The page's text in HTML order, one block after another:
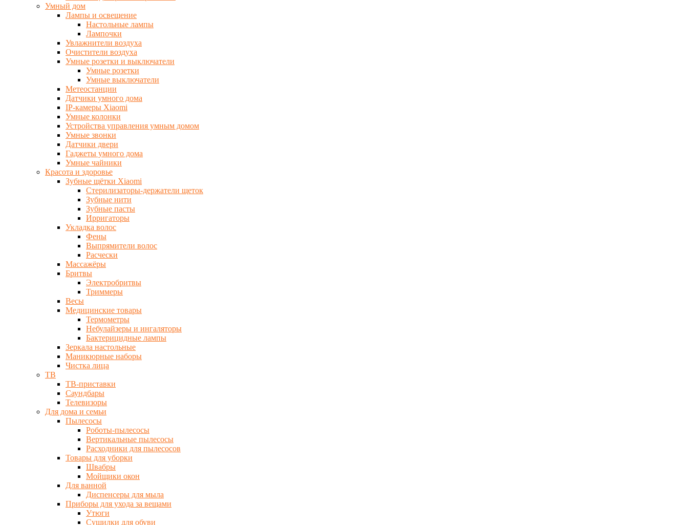
Умный дом
Лампы и освещение
Настольные лампы
Лампочки
Увлажнители воздуха
Очистители воздуха
Умные розетки и выключатели
Умные розетки
Умные выключатели
Метеостанции
Датчики умного дома
IP-камеры Xiaomi
Умные колонки
Устройства управления умным домом
Умные звонки
Датчики двери
Гаджеты умного дома
Умные чайники
Красота и здоровье
Зубные щётки Xiaomi
Стерилизаторы-держатели щеток
Зубные нити
Зубные пасты
Ирригаторы
Укладка волос
Фены
Выпрямители волос
Расчески
Массажёры
Бритвы
Электробритвы
Триммеры
Весы
Медицинские товары
Термометры
Небулайзеры и ингаляторы
Бактерицидные лампы
Зеркала настольные
Маникюрные наборы
Чистка лица
ТВ
ТВ-приставки
Саундбары
Телевизоры
Для дома и семьи
Пылесосы
Роботы-пылесосы
Вертикальные пылесосы
Расходники для пылесосов
Товары для уборки
Швабры
Мойщики окон
Для ванной
Диспенсеры для мыла
Приборы для ухода за вещами
Утюги
Сушилки для обуви